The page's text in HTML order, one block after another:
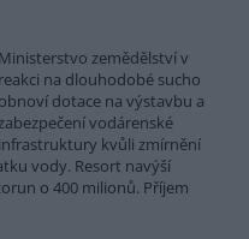
Ministerstvo zemědělství v
reakci na dlouhodobé sucho
obnoví dotace na výstavbu a
vodárenské
infrastruktury kvůli zmírnění
vody. Resort navýší
o 400 milionů. Příjem